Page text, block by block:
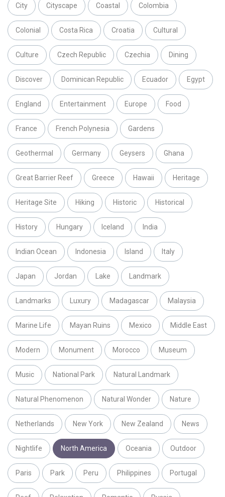
City Cityscape Coastal Colombia
Colonial Costa Rica Croatia Cultural
Culture Czech Republic Czechia Dining
Discover Dominican Republic Ecuador Egypt
England Entertainment Europe Food
France French Polynesia Gardens
Geothermal Germany Geysers Ghana
Great Barrier Reef Greece Hawaii Heritage
Heritage Site Hiking Historic Historical
History Hungary Iceland India
Indian Ocean Indonesia Island Italy
Japan Jordan Lake Landmark
Landmarks Luxury Madagascar Malaysia
Marine Life Mayan Ruins Mexico Middle East
Modern Monument Morocco Museum
Music National Park Natural Landmark
Natural Phenomenon Natural Wonder Nature
Netherlands New York New Zealand News
Nightlife North America Oceania Outdoor
Paris Park Peru Philippines Portugal